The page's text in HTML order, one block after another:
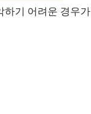
기 어려운 경우